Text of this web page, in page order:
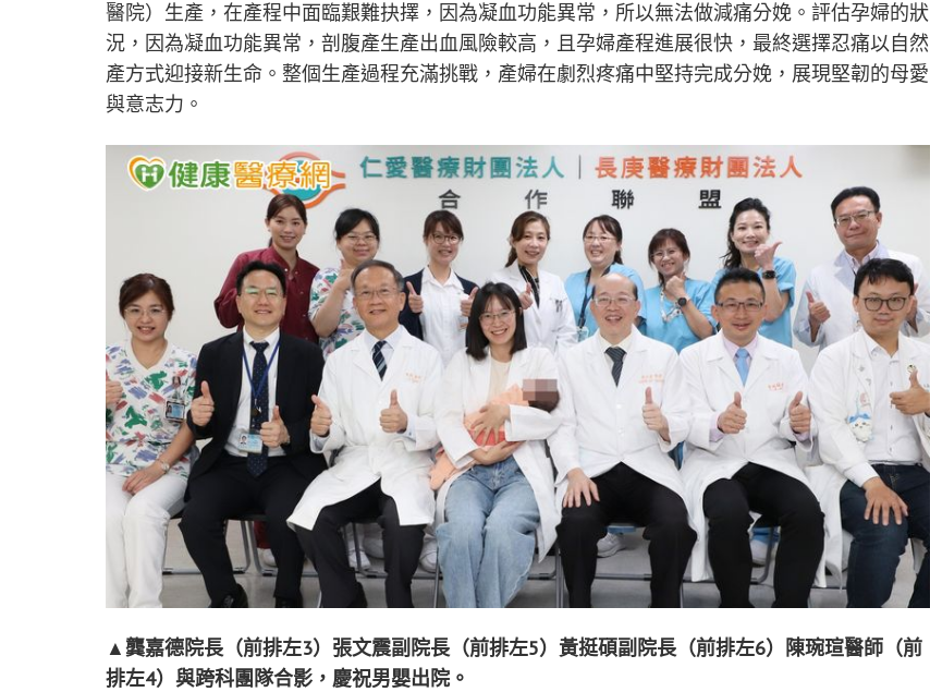
醫院）生產，在產程中面臨艱難抉擇，因為凝血功能異常，所以無法做減痛分娩。評估孕婦的狀
況，因為凝血功能異常，剖腹產生產出血風險較高，且孕婦產程進展很快，最終選擇忍痛以自然
產方式迎接新生命。整個生產過程充滿挑戰，產婦在劇烈疼痛中堅持完成分娩，展現堅韌的母愛
與意志力。
▲龔嘉德院長（前排左3）張文震副院長（前排左5）黃挺碩副院長（前排左6）陳琬瑄醫師（前
排左4）與跨科團隊合影，慶祝男嬰出院。